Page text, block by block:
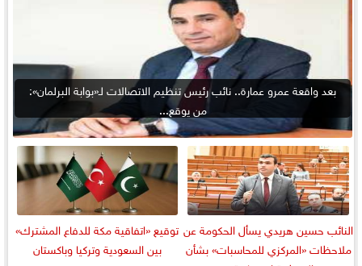
بعد واقعة عمرو عمارة.. نائب رئيس تنظيم الاتصالات لـ«بوابة البرلمان»:
من يوقع...
النائب حسين هريدي يسأل الحكومة عن
ملاحظات «المركزي للمحاسبات» بشأن
توقيع «اتفاقية مكة للدفاع المشترك»
بين السعودية وتركيا وباكستان